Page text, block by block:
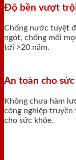
Độ bền vượt
Chống nước tuyệt
ngót, chống mối
tới >20 năm.
An toàn cho
Không chưa hàm
công nghiệp
cho sức khỏe.